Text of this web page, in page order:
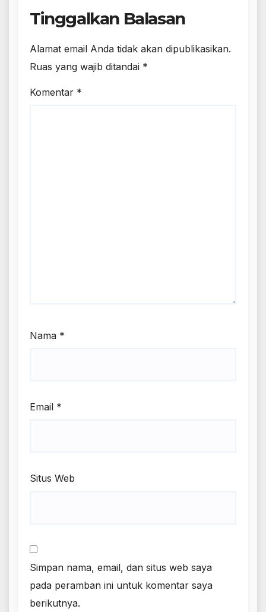
Tinggalkan Balasan
Alamat email Anda tidak akan dipublikasikan.
Ruas yang wajib ditandai *
Komentar *
Nama *
Email *
Situs Web
Simpan nama, email, dan situs web saya
pada peramban ini untuk komentar saya
berikutnya.